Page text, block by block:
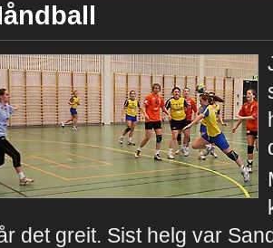
det greit. Sist helg var